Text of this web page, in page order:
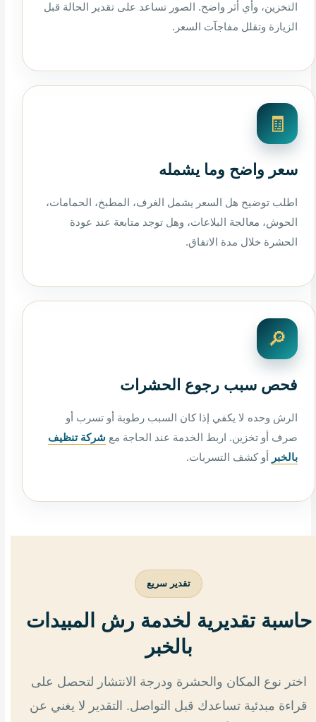
التخزين، وأي أثر واضح. الصور تساعد على تقدير الحالة قبل
الزيارة وتقلل مفاجآت السعر.
🧾
سعر واضح وما يشمله
اطلب توضيح هل السعر يشمل الغرف، المطبخ، الحمامات،
الحوش، معالجة البلاعات، وهل توجد متابعة عند عودة
الحشرة خلال مدة الاتفاق.
🔎
فحص سبب رجوع الحشرات
الرش وحده لا يكفي إذا كان السبب رطوبة أو تسرب أو
صرف أو تخزين. اربط الخدمة عند الحاجة مع شركة تنظيف
بالخبر أو كشف التسربات.
تقدير سريع
حاسبة تقديرية لخدمة رش المبيدات
بالخبر
اختر نوع المكان والحشرة ودرجة الانتشار لتحصل على
قراءة مبدئية تساعدك قبل التواصل. التقدير لا يغني عن